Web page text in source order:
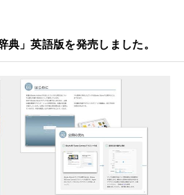
典」英語版を発売しました。